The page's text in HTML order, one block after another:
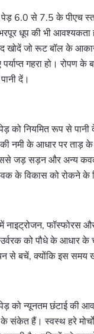
6.0 से 7.5 के पीएच
धूप की भी आवश्यकता
खोदें जो रूट बॉल के
गहरा हो। रोपण
दें।
नियमित रूप से पानी
नमी के आधार पर ताड़ के
जड़ सड़न और अन्य
के विकास को रोकने के
नाइट्रोजन, फॉस्फोरस
को पौधे के आधार के
से बचें, क्योंकि इस समय
न्यूनतम छंटाई की
के संकेत हैं। स्वस्थ हरे